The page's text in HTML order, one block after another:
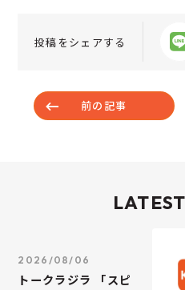
投稿をシェアする
前の記事
2026/08/06
トークラジラ 「スピ